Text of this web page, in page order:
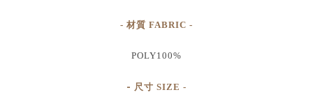
- 材質 FABRIC -
POLY100%
- 尺寸 SIZE -